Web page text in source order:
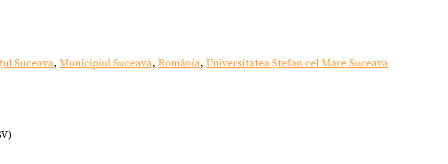
Suceava, Municipiul Suceava, România, Universitatea Ștefan cel Mare Suceava